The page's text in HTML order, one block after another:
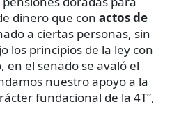
dinero que con actos de
a ciertas personas, sin
los principios de la ley con
en el senado se avaló el
nuestro apoyo a la
fundacional de la 4T”,